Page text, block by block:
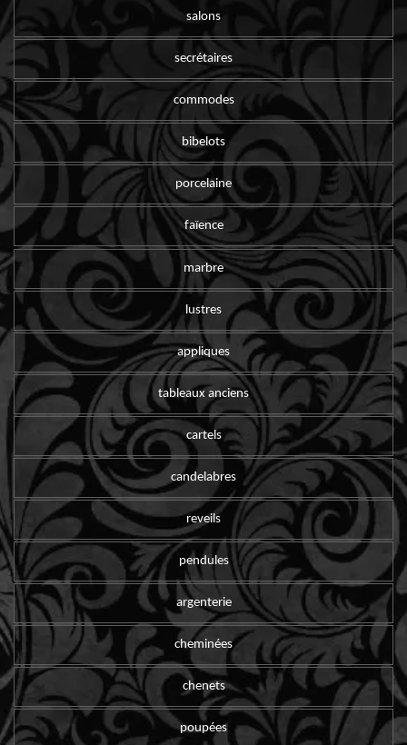
salons
secrétaires
commodes
bibelots
porcelaine
faïence
marbre
lustres
appliques
tableaux anciens
cartels
candelabres
reveils
pendules
argenterie
cheminées
chenets
poupées